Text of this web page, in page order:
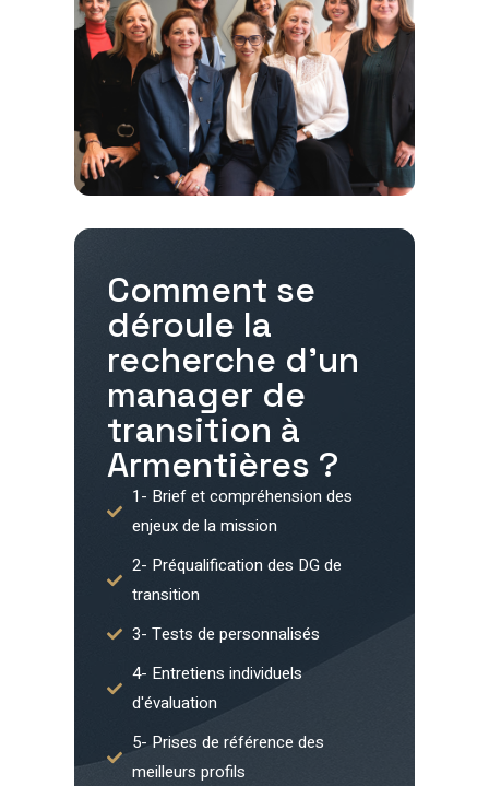
Comment se
déroule la
recherche d'un
manager de
transition à
Armentières ?
1- Brief et compréhension des
enjeux de la mission
2- Préqualification des DG de
transition
3- Tests de personnalisés
4- Entretiens individuels
d'évaluation
5- Prises de référence des
meilleurs profils